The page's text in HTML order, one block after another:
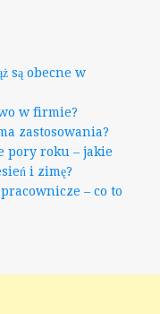
są obecne w
w firmie?
zastosowania?
pory roku – jakie
i zimę?
– co to